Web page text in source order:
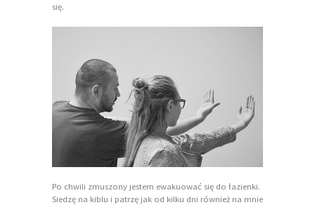
się.
Po chwili zmuszony jestem ewakuować się do łazienki.
Siedzę na kiblu i patrzę jak od kilku dni również na mnie